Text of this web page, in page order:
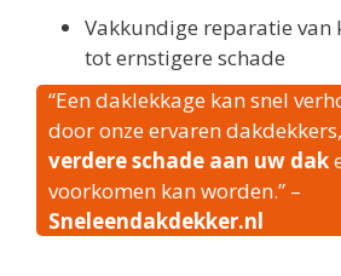
Vakkundige reparatie van
tot ernstigere schade
“Een daklekkage kan snel
door onze ervaren
verdere schade aan uw dak
voorkomen kan worden.” –
Sneleendakdekker.nl